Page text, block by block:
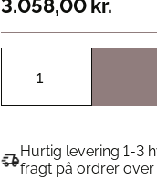
3.058,00 kr.
Hurtig levering 1-3
fragt på ordrer over